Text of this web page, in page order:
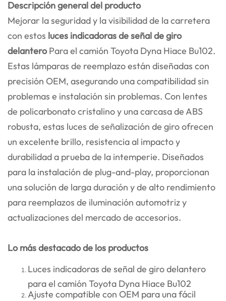
Descripción general del producto
Mejorar la seguridad y la visibilidad de la carretera
con estos luces indicadoras de señal de giro
delanteroPara el camión Toyota Dyna Hiace Bu102.
Estas lámparas de reemplazo están diseñadas con
precisión OEM, asegurando una compatibilidad sin
problemas e instalación sin problemas. Con lentes
de policarbonato cristalino y una carcasa de ABS
robusta, estas luces de señalización de giro ofrecen
un excelente brillo, resistencia al impacto y
durabilidad a prueba de la intemperie. Diseñados
para la instalación de plug-and-play, proporcionan
una solución de larga duración y de alto rendimiento
para reemplazos de iluminación automotriz y
actualizaciones del mercado de accesorios.
Lo más destacado de los productos
Luces indicadoras de señal de giro delantero
para el camión Toyota Dyna Hiace Bu102
Ajuste compatible con OEM para una fácil